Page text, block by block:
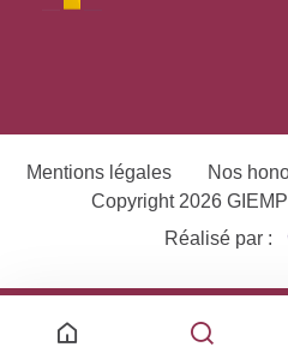
Mentions légales Nos
Copyright 2026
Réalisé par :